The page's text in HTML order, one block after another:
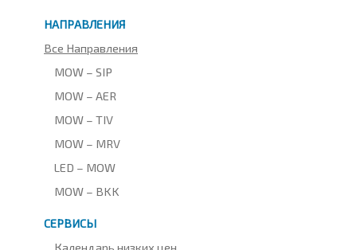
НАПРАВЛЕНИЯ
Все Направления
MOW – SIP
MOW – AER
MOW – TIV
MOW – MRV
LED – MOW
MOW – BKK
СЕРВИСЫ
Календарь низких цен